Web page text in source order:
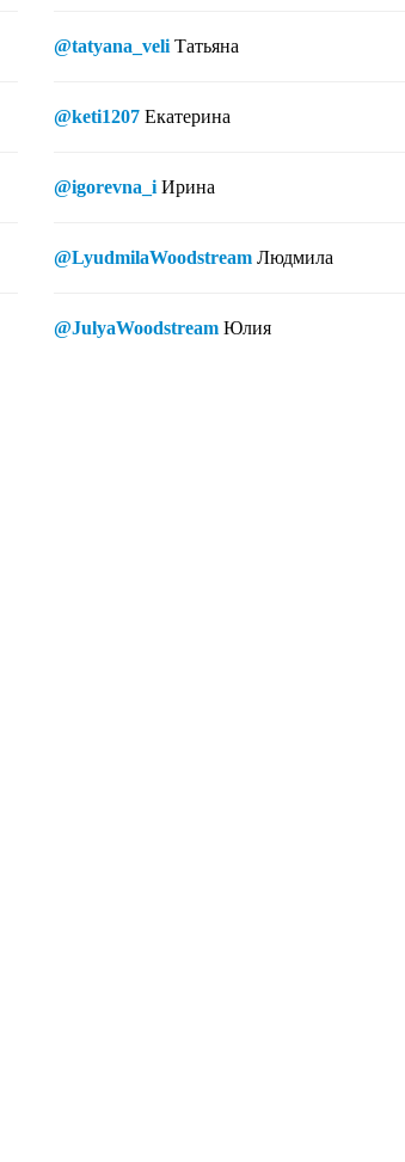
@tatyana_veli Татьяна
@keti1207 Екатерина
@igorevna_i Ирина
@LyudmilaWoodstream Людмила
@JulyaWoodstream Юлия